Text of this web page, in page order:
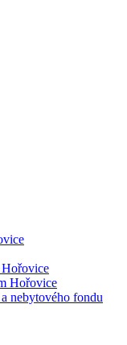
Hořovice
nebytového fondu